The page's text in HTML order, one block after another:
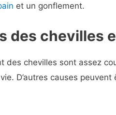
et un gonflement.
des chevilles
des chevilles sont assez
D’autres causes peuvent